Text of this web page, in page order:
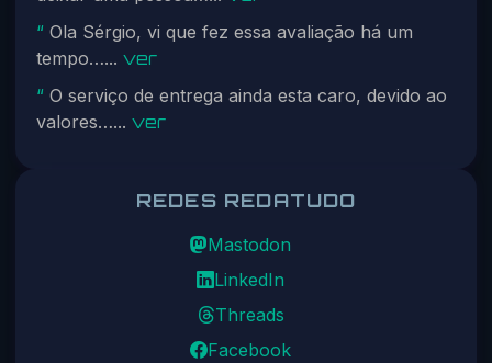
“Ola Sérgio, vi que fez essa avaliação há um
tempo…... ver
“O serviço de entrega ainda esta caro, devido ao
valores…... ver
REDES REDATUDO
Mastodon
LinkedIn
Threads
Facebook